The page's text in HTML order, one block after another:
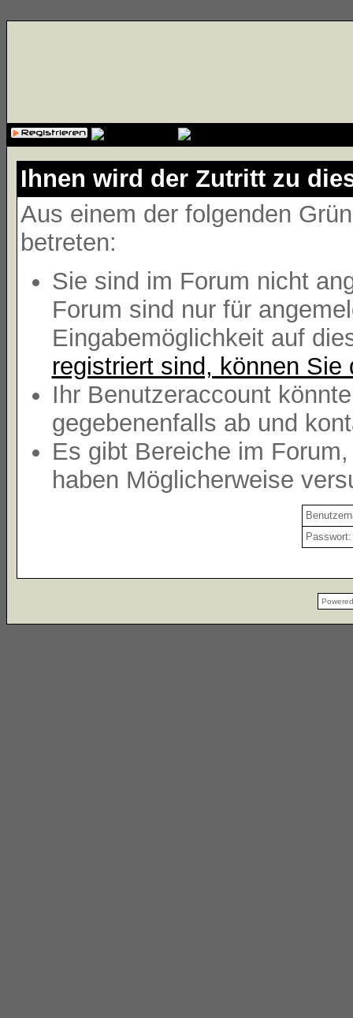
Ihnen wird der Zutritt zu
Aus einem der folgenden
betreten:
Sie sind im Forum nicht
Forum sind nur für
Eingabemöglichkeit auf
registriert sind, können Sie
Ihr Benutzeraccount
gegebenenfalls ab und
Es gibt Bereiche im
haben Möglicherweise
Passwort: